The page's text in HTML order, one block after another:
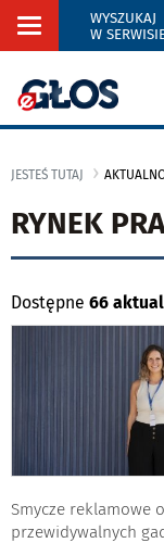
Rozwiń
WYSZUKAJ
W
JESTEŚ TUTAJ
RYNEK
Dostępne 66
Smycze reklamowe
przewidywalnych